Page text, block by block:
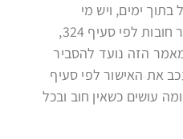
ימים, ויש מי
שנתקל בסירוב לאישור על היעדר חובות לפי סעיף 324,
הזה נועד להסביר
את האישור לפי סעיף
עושים כשאין חוב ובכל